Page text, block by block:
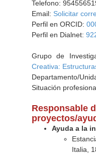
Telefono:
Email: Solicitar
Perfil en ORCID:
Perfil en Dialnet:
Grupo de
Creativa:
Departamento/
Situación
Responsable
proyectos/
Ayuda a la
Italia,